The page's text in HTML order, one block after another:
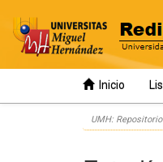
Inicio
UMH: